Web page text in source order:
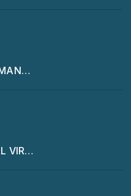
MARCELO AUGUSTO E O AMANHECER NO SERTÃO
CLEBER RAMOS E O JORNAL VIROU NOTICIAS